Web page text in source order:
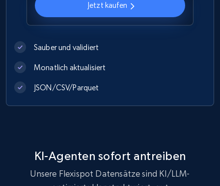
Lazada - Products
URL, Title, Rating, Reviews, Initial price, Final
eCommerce
URL, Domain, Marketplace pn, Sku, Other pn,
Model number, Gtin ean pn, Product name, and
more.
Jetzt kaufen
Sauber und validiert
Monatlich aktualisiert
JSON/CSV/Parquet
KI-Agenten sofort antreiben
Unsere Flexispot Datensätze sind KI/LLM-